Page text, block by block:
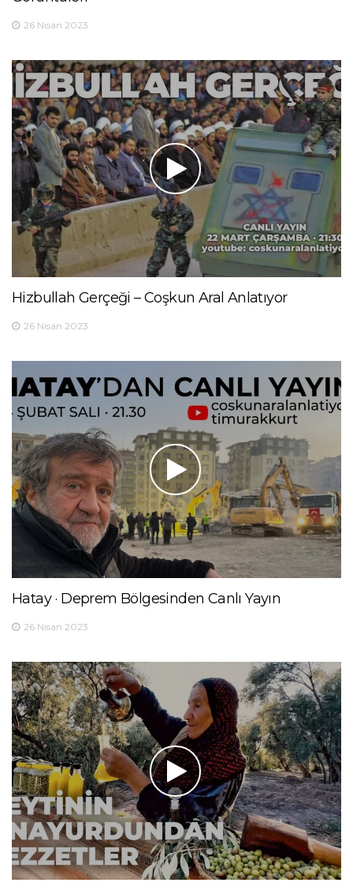
26 Nisan 2023
Hizbullah Gerçeği – Coşkun Aral Anlatıyor
26 Nisan 2023
Hatay · Deprem Bölgesinden Canlı Yayın
26 Nisan 2023